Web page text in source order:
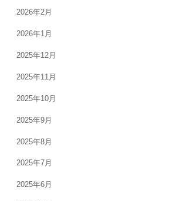
2026年2月
2026年1月
2025年12月
2025年11月
2025年10月
2025年9月
2025年8月
2025年7月
2025年6月